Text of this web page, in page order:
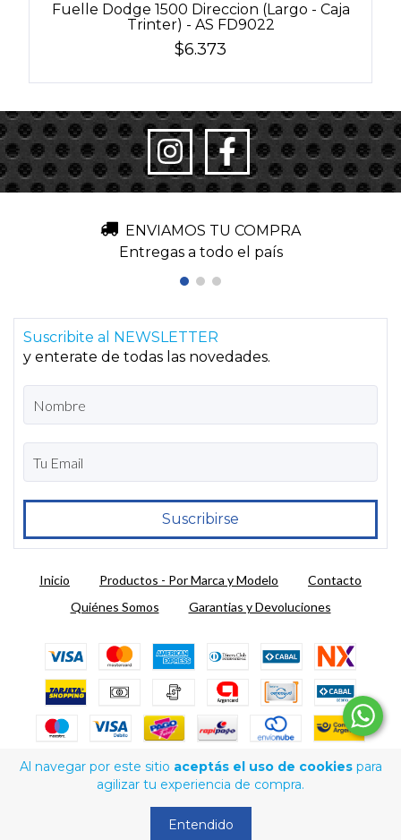
Al navegar por este sitio aceptás el uso de cookiespara
agilizar tu experiencia de compra.
Entendido
Fuelle Dodge 1500 Direccion (Largo - Caja
Trinter) - AS FD9022
$6.373
ENVIAMOS TU COMPRA
Entregas a todo el país
Suscribite al NEWSLETTER
y enterate de todas las novedades.
Inicio Productos - Por Marca y Modelo
Contacto
Quiénes Somos
Garantias y Devoluciones
Copyright ARENA Repuestos - 2026. Todos los derechos reservados.
Defensa de las y los consumidores. Para reclamosingrese aquí